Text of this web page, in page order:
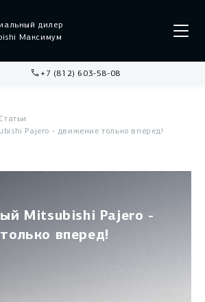
дилер
Максимум
+7 (812) 603-58-08
Статьи
Pajero - движение только вперед!
Mitsubishi Pajero -
вперед!